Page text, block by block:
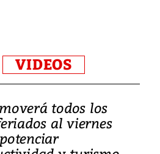
VIDEOS
todos los
al viernes